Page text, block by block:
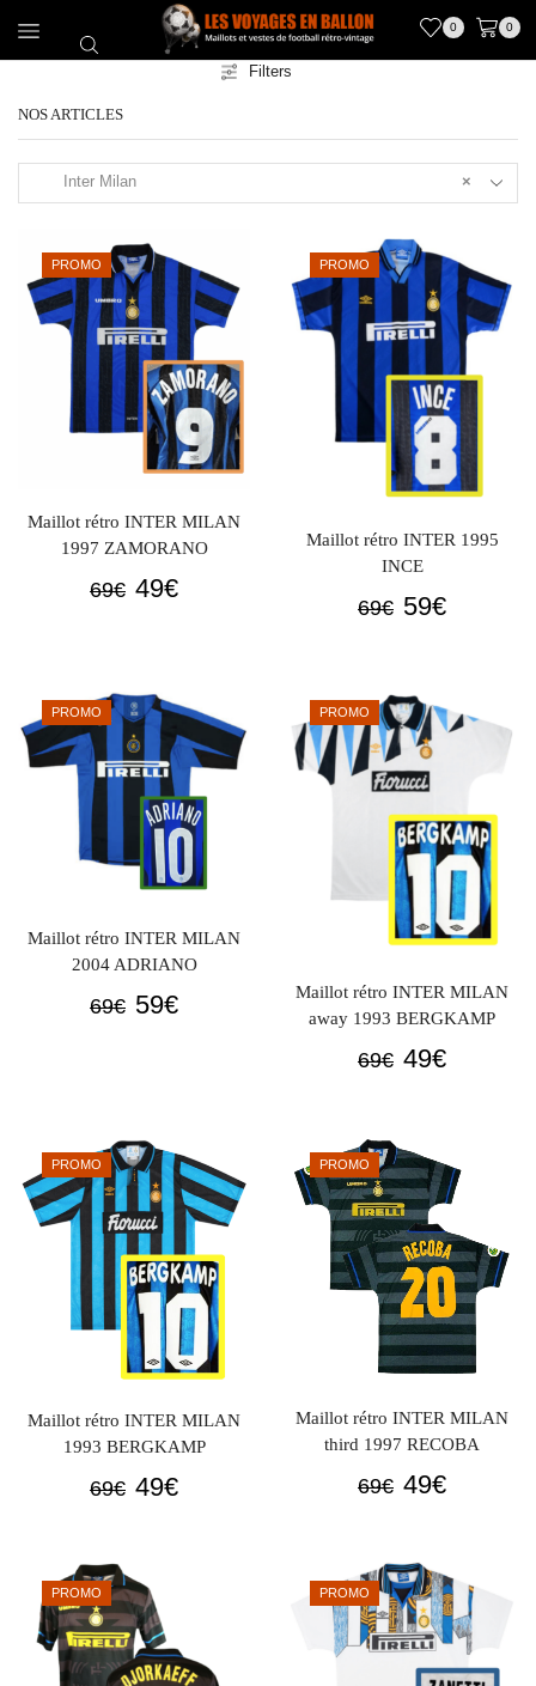
0 0
Filters
NOS ARTICLES
×
Inter Milan
PROMO
Maillot rétro INTER MILAN
1997 ZAMORANO
69€ Le
69€.
49€Le
49€.
PROMO
Maillot rétro INTER 1995
INCE
69€ Le
était :
69€.
59€Le
59€.
PROMO
Maillot rétro INTER MILAN
2004 ADRIANO
69€ Le
59€Le
PROMO
Maillot rétro INTER MILAN
away 1993 BERGKAMP
69€ Le
était :
69€.
49€Le
49€.
PROMO
Maillot rétro INTER MILAN
1993 BERGKAMP
69€ Le
était :
69€.
49€Le
PROMO
Maillot rétro INTER MILAN
third 1997 RECOBA
69€ Le
était :
69€.
49€Le
est :
49€.
PROMO PROMO